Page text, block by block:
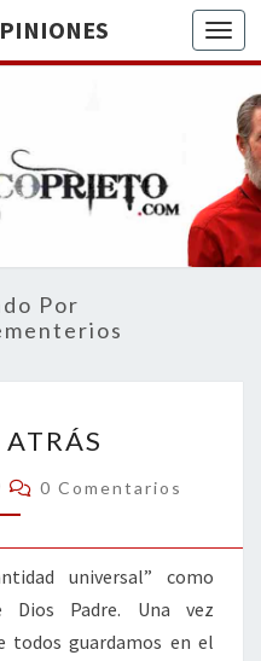
DE
BREVE
RECORRIDO
VITAL Y
ACTUALIDAD
Por
Comentarios
0 Comentarios
universal” como
Dios Padre. Una vez
todos guardamos en el